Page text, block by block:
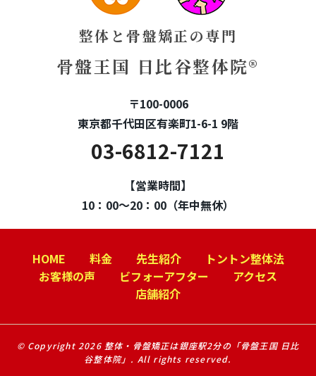
整体と骨盤矯正の専門
骨盤王国 日比谷整体院®
〒100-0006
東京都千代田区有楽町1-6-1 9階
03-6812-7121
【営業時間】
10：00～20：00（年中無休）
HOME 料金 先生紹介
トントン整体法
お客様の声
ビフォーアフター
アクセス
店舗紹介
© Copyright 2026 整体・骨盤矯正は銀座駅2分の「骨盤王国 日比
谷整体院」. All rights reserved.